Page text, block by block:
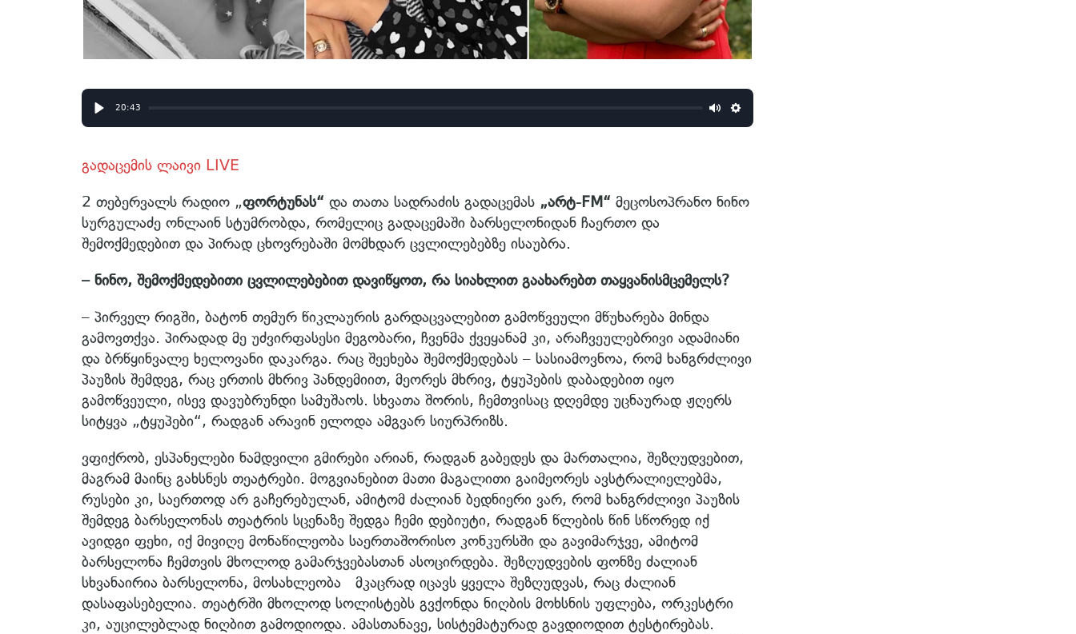
Play
20:43
MuteSettings
გადაცემის ლაივი LIVE
2 თებერვალს რადიო „ფორტუნას“ და თათა სადრაძის გადაცემას „არტ-FM“ მეცოსოპრანო ნინო
სურგულაძე ონლაინ სტუმრობდა, რომელიც გადაცემაში ბარსელონიდან ჩაერთო და
შემოქმედებით და პირად ცხოვრებაში მომხდარ ცვლილებებზე ისაუბრა.
– ნინო, შემოქმედებითი ცვლილებებით დავიწყოთ, რა სიახლით გაახარებთ თაყვანისმცემელს?
– პირველ რიგში, ბატონ თემურ წიკლაურის გარდაცვალებით გამოწვეული მწუხარება მინდა
გამოვთქვა. პირადად მე უძვირფასესი მეგობარი, ჩვენმა ქვეყანამ კი, არაჩვეულებრივი ადამიანი
და ბრწყინვალე ხელოვანი დაკარგა. რაც შეეხება შემოქმედებას – სასიამოვნოა, რომ ხანგრძლივი
პაუზის შემდეგ, რაც ერთის მხრივ პანდემიით, მეორეს მხრივ, ტყუპების დაბადებით იყო
გამოწვეული, ისევ დავუბრუნდი სამუშაოს. სხვათა შორის, ჩემთვისაც დღემდე უცნაურად ჟღერს
სიტყვა „ტყუპები“, რადგან არავინ ელოდა ამგვარ სიურპრიზს.
ვფიქრობ, ესპანელები ნამდვილი გმირები არიან, რადგან გაბედეს და მართალია, შეზღუდვებით,
მაგრამ მაინც გახსნეს თეატრები. მოგვიანებით მათი მაგალითი გაიმეორეს ავსტრალიელებმა,
რუსები კი, საერთოდ არ გაჩერებულან, ამიტომ ძალიან ბედნიერი ვარ, რომ ხანგრძლივი პაუზის
შემდეგ ბარსელონას თეატრის სცენაზე შედგა ჩემი დებიუტი, რადგან წლების წინ სწორედ იქ
ავიდგი ფეხი, იქ მივიღე მონაწილეობა საერთაშორისო კონკურსში და გავიმარჯვე, ამიტომ
ბარსელონა ჩემთვის მხოლოდ გამარჯვებასთან ასოცირდება. შეზღუდვების ფონზე ძალიან
სხვანაირია ბარსელონა, მოსახლეობა მკაცრად იცავს ყველა შეზღუდვას, რაც ძალიან
დასაფასებელია. თეატრში მხოლოდ სოლისტებს გვქონდა ნიღბის მოხსნის უფლება, ორკესტრი
კი, აუცილებლად ნიღბით გამოდიოდა. ამასთანავე, სისტემატურად გავდიოდით ტესტირებას.